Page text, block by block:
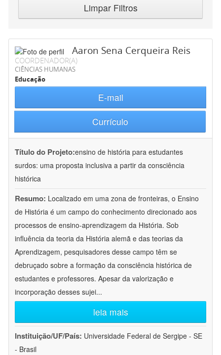
Limpar Filtros
Aaron Sena Cerqueira Reis
COORDENADOR(A)
CIÊNCIAS HUMANAS
Educação
E-mail
Currículo
Título do Projeto:ensino de história para estudantes
surdos: uma proposta inclusiva a partir da consciência
histórica
Resumo: Localizado em uma zona de fronteiras, o Ensino
de História é um campo do conhecimento direcionado aos
processos de ensino-aprendizagem da História. Sob
influência da teoria da História alemã e das teorias da
Aprendizagem, pesquisadores desse campo têm se
debruçado sobre a formação da consciência histórica de
estudantes e professores. Apesar da valorização e
incorporação desses sujei...
leia mais
Instituição/UF/País: Universidade Federal de Sergipe - SE
- Brasil